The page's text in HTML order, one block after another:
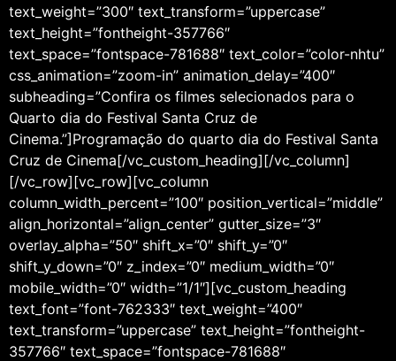
text_weight=”300″ text_transform=”uppercase”
text_height=”fontheight-357766″
text_space=”fontspace-781688″ text_color=”color-nhtu”
css_animation=”zoom-in” animation_delay=”400″
subheading=”Confira os filmes selecionados para o
Quarto dia do Festival Santa Cruz de
Cinema.”]Programação do quarto dia do Festival Santa
Cruz de Cinema[/vc_custom_heading][/vc_column]
[/vc_row][vc_row][vc_column
column_width_percent=”100″ position_vertical=”middle”
align_horizontal=”align_center” gutter_size=”3″
overlay_alpha=”50″ shift_x=”0″ shift_y=”0″
shift_y_down=”0″ z_index=”0″ medium_width=”0″
mobile_width=”0″ width=”1/1″][vc_custom_heading
text_font=”font-762333″ text_weight=”400″
text_transform=”uppercase” text_height=”fontheight-
357766″ text_space=”fontspace-781688″